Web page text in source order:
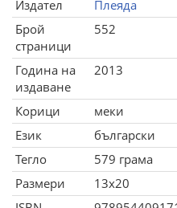
Издател
Плеяда
Брой
страници
552
Година на
издаване
2013
Корици
меки
Език
български
Тегло
579 грама
Размери
13x20